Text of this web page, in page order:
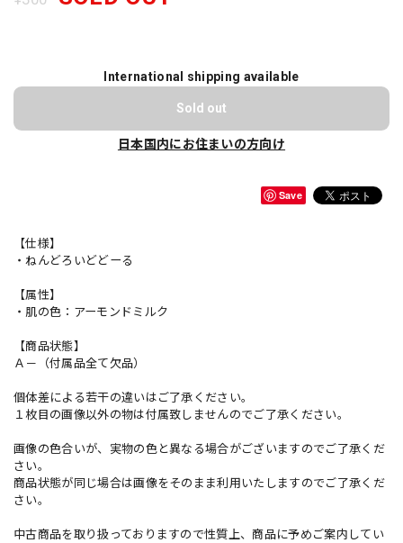
International shipping available
Sold out
日本国内にお住まいの方向け
Save
【仕様】
・ねんどろいどどーる
【属性】
・肌の色：アーモンドミルク
【商品状態】
Ａ－（付属品全て欠品）
個体差による若干の違いはご了承ください。
１枚目の画像以外の物は付属致しませんのでご了承ください。
画像の色合いが、実物の色と異なる場合がございますのでご了承くだ
さい。
商品状態が同じ場合は画像をそのまま利用いたしますのでご了承くだ
さい。
中古商品を取り扱っておりますので性質上、商品に予めご案内してい